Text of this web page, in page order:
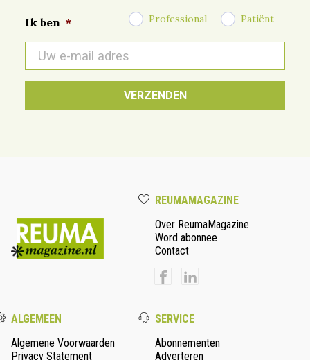
Ik ben * Professional Patiënt
mail
*
REUMAMAGAZINE
Over ReumaMagazine
Word abonnee
Contact
ALGEMEEN
Algemene Voorwaarden
Privacy Statement
SERVICE
Abonnementen
Adverteren